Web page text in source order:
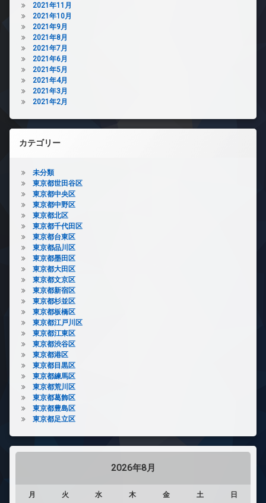
2021年11月
2021年10月
2021年9月
2021年8月
2021年7月
2021年6月
2021年5月
2021年4月
2021年3月
2021年2月
カテゴリー
未分類
東京都世田谷区
東京都中央区
東京都中野区
東京都北区
東京都千代田区
東京都台東区
東京都品川区
東京都墨田区
東京都大田区
東京都文京区
東京都新宿区
東京都杉並区
東京都板橋区
東京都江戸川区
東京都江東区
東京都渋谷区
東京都港区
東京都目黒区
東京都練馬区
東京都荒川区
東京都葛飾区
東京都豊島区
東京都足立区
2026年8月
月 火 水 木 金 土 日